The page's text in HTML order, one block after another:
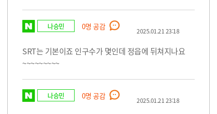
나승민 0명 공감 2025.01.21 23:18
SRT는 기본이죠 인구수가 몇인데 정읍에 뒤쳐지나요
~~~~~~~~~
나승민 0명 공감 2025.01.21 23:18